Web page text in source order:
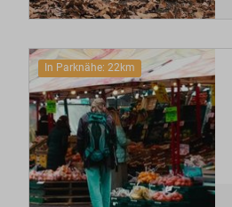
In Parknähe: 22km